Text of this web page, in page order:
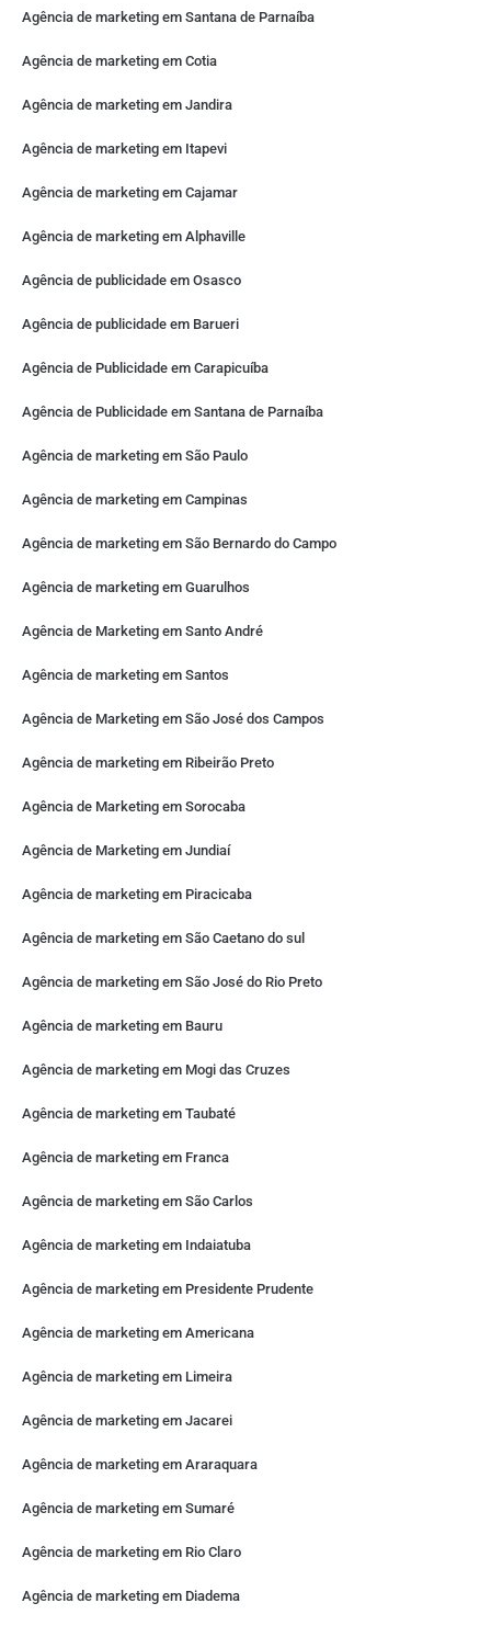
Agência de marketing em Santana de Parnaíba
Agência de marketing em Cotia
Agência de marketing em Jandira
Agência de marketing em Itapevi
Agência de marketing em Cajamar
Agência de marketing em Alphaville
Agência de publicidade em Osasco
Agência de publicidade em Barueri
Agência de Publicidade em Carapicuíba
Agência de Publicidade em Santana de Parnaíba
Agência de marketing em São Paulo
Agência de marketing em Campinas
Agência de marketing em São Bernardo do Campo
Agência de marketing em Guarulhos
Agência de Marketing em Santo André
Agência de marketing em Santos
Agência de Marketing em São José dos Campos
Agência de marketing em Ribeirão Preto
Agência de Marketing em Sorocaba
Agência de Marketing em Jundiaí
Agência de marketing em Piracicaba
Agência de marketing em São Caetano do sul
Agência de marketing em São José do Rio Preto
Agência de marketing em Bauru
Agência de marketing em Mogi das Cruzes
Agência de marketing em Taubaté
Agência de marketing em Franca
Agência de marketing em São Carlos
Agência de marketing em Indaiatuba
Agência de marketing em Presidente Prudente
Agência de marketing em Americana
Agência de marketing em Limeira
Agência de marketing em Jacarei
Agência de marketing em Araraquara
Agência de marketing em Sumaré
Agência de marketing em Rio Claro
Agência de marketing em Diadema